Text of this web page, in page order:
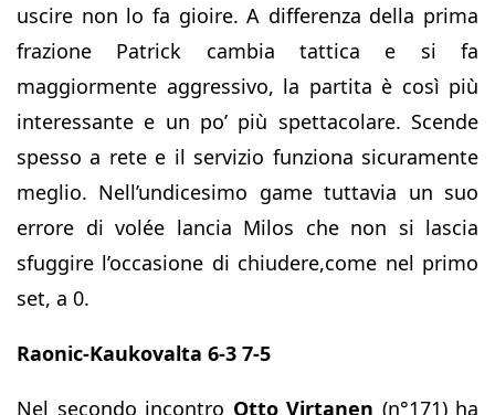
uscire non lo fa gioire. A differenza della prima
frazione Patrick cambia tattica e si fa
maggiormente aggressivo, la partita è così più
interessante e un po’ più spettacolare. Scende
spesso a rete e il servizio funziona sicuramente
meglio. Nell’undicesimo game tuttavia un suo
errore di volée lancia Milos che non si lascia
sfuggire l’occasione di chiudere,come nel primo
set, a 0.
Raonic-Kaukovalta 6-3 7-5
Nel secondo incontro Otto Virtanen (n°171) ha